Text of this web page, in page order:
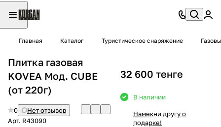
Главная Каталог Туристическое снаряжение
Плитка газовая
KOVEA Мод. CUBE
(от 220г)
0
Нет отзывов
Арт. R43090
32 600 тенге
В наличии
Намекни другу о
подарке!